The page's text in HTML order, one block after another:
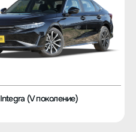
Integra (V поколение)